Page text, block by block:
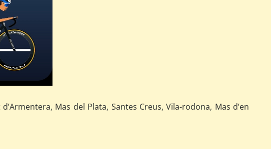
Mas del Plata, Santes Creus, Vila-rodona, Mas d’en